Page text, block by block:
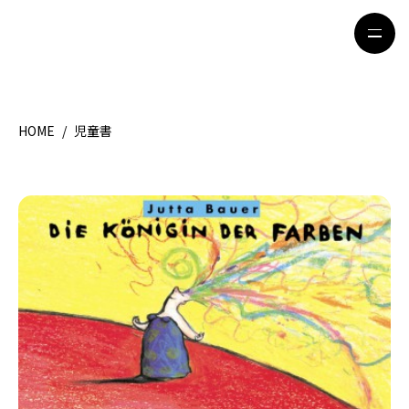
HOME
観光ガイド
留学＆キャリア
ライフスタイル
著者一覧
ライター募集
HOME / 児童書